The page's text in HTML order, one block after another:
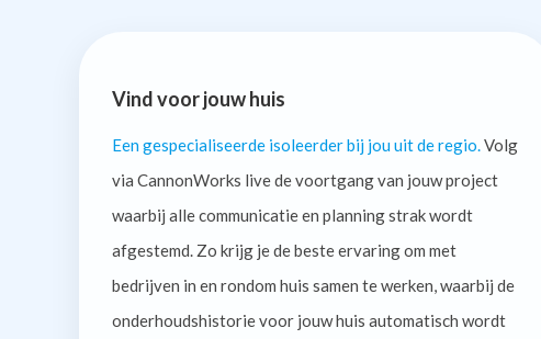
Vind voor jouw huis
Een gespecialiseerde isoleerder bij jou uit de regio. Volg
via CannonWorks live de voortgang van jouw project
waarbij alle communicatie en planning strak wordt
afgestemd. Zo krijg je de beste ervaring om met
bedrijven in en rondom huis samen te werken, waarbij de
onderhoudshistorie voor jouw huis automatisch wordt